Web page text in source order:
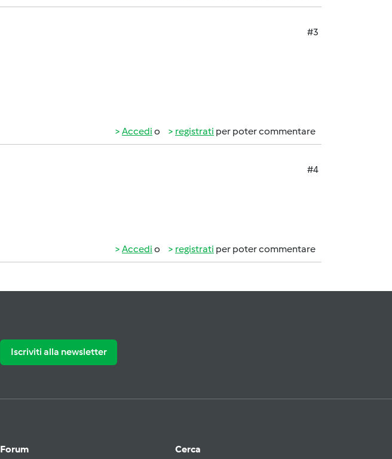
#3
Accedi o registrati per poter commentare
#4
Accedi o registrati per poter commentare
Iscriviti alla newsletter
Forum Cerca